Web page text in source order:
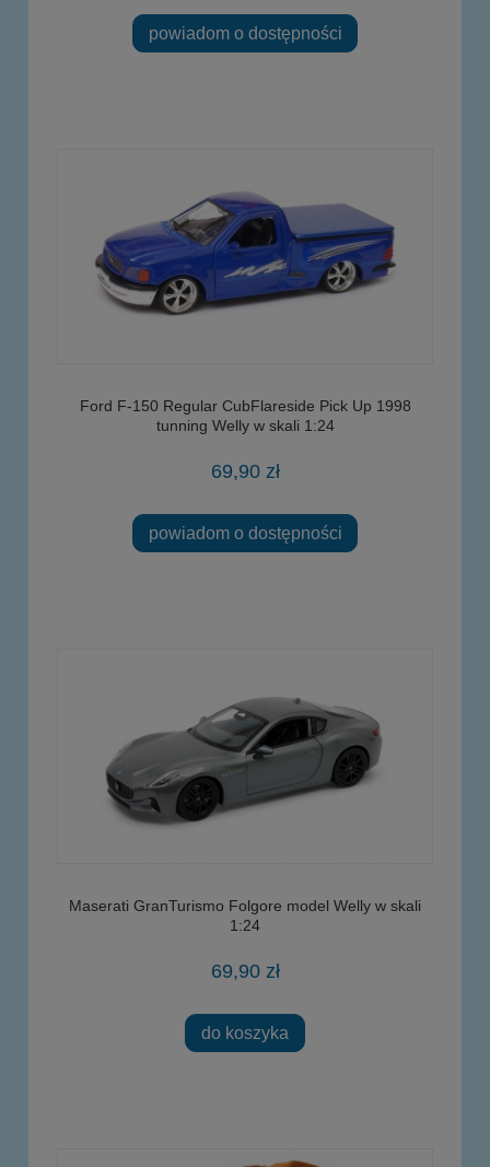
powiadom o dostępności
Ford F-150 Regular CubFlareside Pick Up 1998
tunning Welly w skali 1:24
69,90 zł
powiadom o dostępności
Maserati GranTurismo Folgore model Welly w skali
1:24
69,90 zł
do koszyka